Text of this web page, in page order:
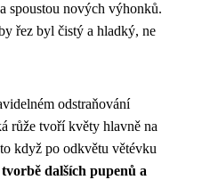
spoustou nových výhonků.
řez byl čistý a hladký, ne
odstraňování
růže tvoří květy hlavně na
když po odkvětu větévku
dalších pupenů a